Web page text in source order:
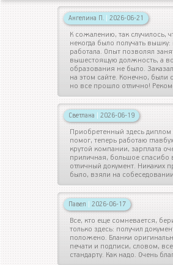
Ангелина П. | 2026-06-21
К сожалению, так случилось,
некогда было получать
работала. Опыт позволял
вышестоящую должность, а
образования не было.
на этом сайте. Конечно, были
но все прошло отлично!
Светлана | 2026-06-19
Приобретенный здесь диплом
помог, теперь работаю
крутой компании, зарплата
приличная, большое спасибо
отличный документ. Никаких
было, взяли на
Павел | 2026-06-17
Все, кто еще сомневается,
только здесь: получил
положено. Бланки
печати и подписи, словом,
стандарту. Как надо. Очень